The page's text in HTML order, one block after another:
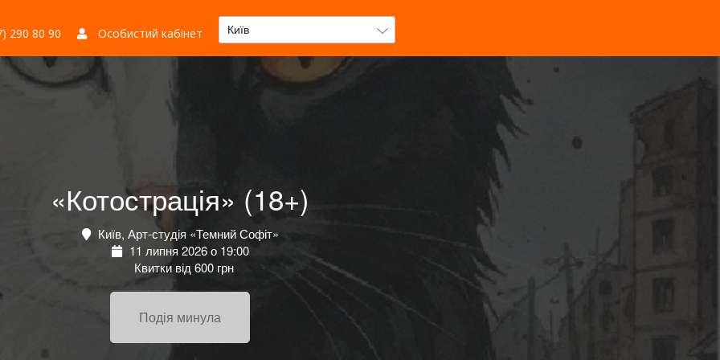
290 80 90 Особистий кабінет Київ
«Котострація» (18+)
Київ, Арт-студія «Темний Софіт»
11 липня 2026 о 19:00
Квитки від 600 грн
Подія минула